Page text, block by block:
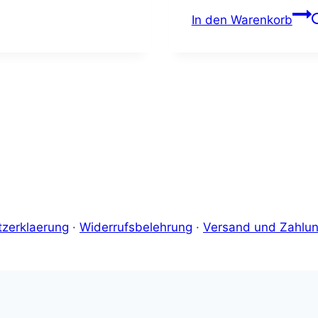
In den Warenkorb
· Widerrufsbelehrung · Versand und